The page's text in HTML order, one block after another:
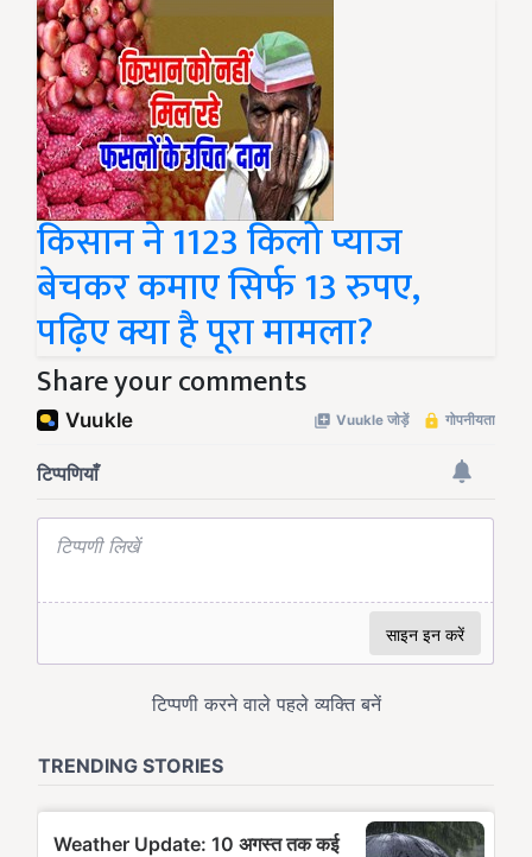
किसान ने 1123 किलो प्याज
बेचकर कमाए सिर्फ 13 रुपए,
पढ़िए क्या है पूरा मामला?
Share your comments